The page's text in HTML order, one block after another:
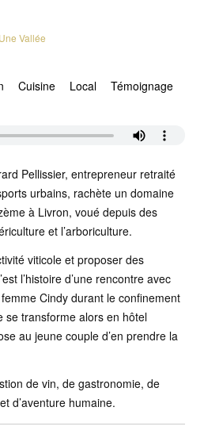
Vallée
Cuisine Local Témoignage
Pellissier, entrepreneur retraité
urbains, rachète un domaine
à Livron, voué depuis des
et l’arboriculture.
viticole et proposer des
l’histoire d’une rencontre avec
Cindy durant le confinement
se transforme alors en hôtel
au jeune couple d’en prendre la
de vin, de gastronomie, de
d’aventure humaine.